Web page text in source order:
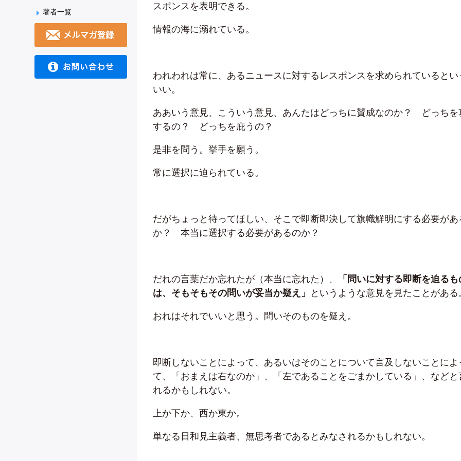
著者一覧
スポンスを表明できる。
情報の海に溺れている。
われわれは常に、あるニュースに対するレスポンスを求められているとい
いい。
ああいう意見、こういう意見、あんたはどっちに賛成なのか？ どっちを
するの？ どっちを庇うの？
是非を問う。挙手を願う。
常に選択に迫られている。
だがちょっと待ってほしい、そこで即断即決して旗幟鮮明にする必要があ
か？ 本当に選択する必要があるのか？
だれの言葉だか忘れたが（本当に忘れた）、
「問いに対する即断を迫るも
は、そもそもその問いが妥当か疑え」
というような意見を見たことがある
おれはそれでいいと思う。問いそのものを疑え。
即断しないことによって、あるいはそのことについて言及しないことによ
て、「おまえは右なのか」、「左であることをごまかしている」、などと
れるかもしれない。
上か下か、西か東か。
単なる日和見主義者、無思考者であるとみなされるかもしれない。